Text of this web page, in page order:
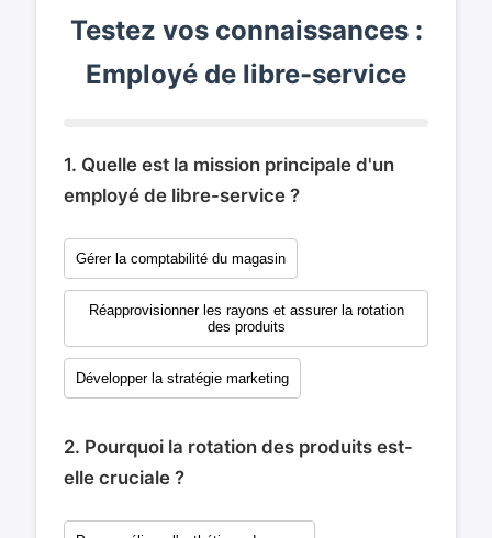
Testez vos connaissances :
Employé de libre-service
1. Quelle est la mission principale d'un
employé de libre-service ?
Gérer la comptabilité du magasin
Réapprovisionner les rayons et assurer la rotation
des produits
Développer la stratégie marketing
2. Pourquoi la rotation des produits est-
elle cruciale ?